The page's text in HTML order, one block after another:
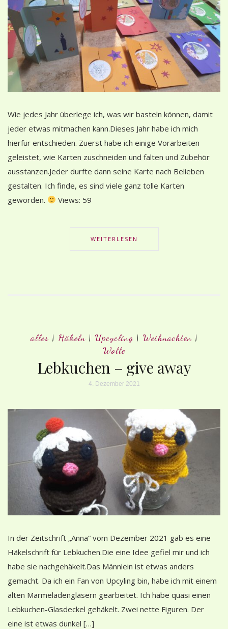
Wie jedes Jahr überlege ich, was wir basteln können, damit
jeder etwas mitmachen kann.Dieses Jahr habe ich mich
hierfür entschieden. Zuerst habe ich einige Vorarbeiten
geleistet, wie Karten zuschneiden und falten und Zubehör
ausstanzen.Jeder durfte dann seine Karte nach Belieben
gestalten. Ich finde, es sind viele ganz tolle Karten
geworden.
Views: 59
WEITERLESEN
alles| Häkeln| Upcycling| Weihnachten|
Wolle
Lebkuchen – give away
4. Dezember 2021
In der Zeitschrift „Anna“ vom Dezember 2021 gab es eine
Häkelschrift für Lebkuchen.Die eine Idee gefiel mir und ich
habe sie nachgehäkelt.Das Männlein ist etwas anders
gemacht. Da ich ein Fan von Upcyling bin, habe ich mit einem
alten Marmeladengläsern gearbeitet. Ich habe quasi einen
Lebkuchen-Glasdeckel gehäkelt. Zwei nette Figuren. Der
eine ist etwas dunkel […]